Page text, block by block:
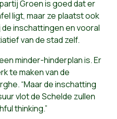
Groen is goed dat er
ligt, maar ze plaatst ook
inschattingen en vooral
van de stad zelf.
minder-hinderplan is. Er
te maken van de
“Maar de inschatting
vlot de Schelde zullen
thinking.”